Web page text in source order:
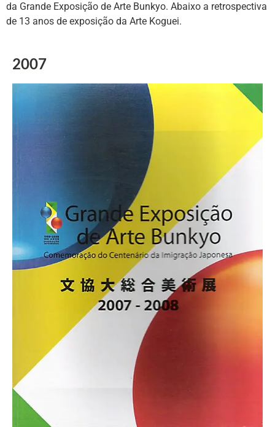
da Grande Exposição de Arte Bunkyo. Abaixo a retrospectiva
de 13 anos de exposição da Arte Koguei.
2007